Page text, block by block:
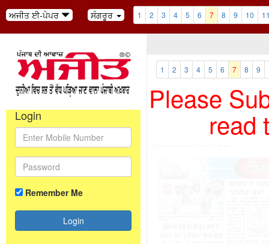
ਅਜੀਤ ਈ-ਪੇਪਰ ਸੰਗਰੂਰ 1 2 3 4 5 6 7 8 9 10
Login
Remember Me
1 2 3 4 5 6 7 8 9
Please
read